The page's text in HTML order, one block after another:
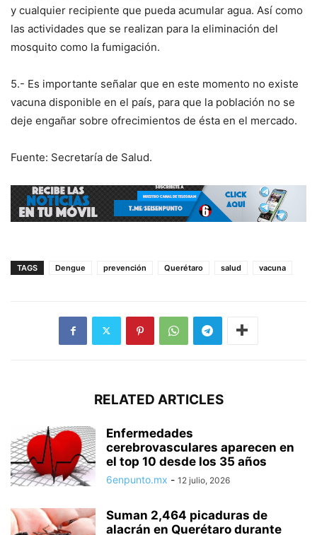
y cualquier recipiente que pueda acumular agua. Así como
las actividades que se realizan para la eliminación del
mosquito como la fumigación.
5.- Es importante señalar que en este momento no existe
vacuna disponible en el país, para que la población no se
deje engañar sobre ofrecimientos de ésta en el mercado.
Fuente: Secretaría de Salud.
TAGS Dengue prevención Querétaro salud vacuna
RELATED ARTICLES
Enfermedades
cerebrovasculares aparecen en
el top 10 desde los 35 años
6enpunto.mx - 12 julio, 2026
Suman 2,464 picaduras de
alacrán en Querétaro durante